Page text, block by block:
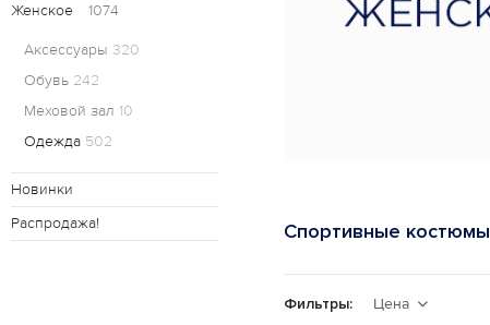
Женское
1074
Аксессуары 320
Обувь 242
Меховой зал 10
Одежда 502
Новинки
Распродажа!
Спортивные костюмы
Фильтры: Цена